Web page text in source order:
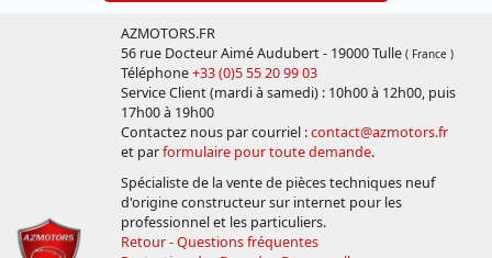
AZMOTORS.FR
56 rue Docteur Aimé Audubert - 19000 Tulle ( France )
Téléphone+33 (0)5 55 20 99 03
Service Client (mardi à samedi) : 10h00 à 12h00, puis
17h00 à 19h00
Contactez nous par courriel :contact@azmotors.fr
et parformulaire pour toute demande.
Spécialiste de la vente de pièces techniques neuf
d'origine constructeur sur internet pour les
professionnel et les particuliers.
Retour - Questions fréquentes